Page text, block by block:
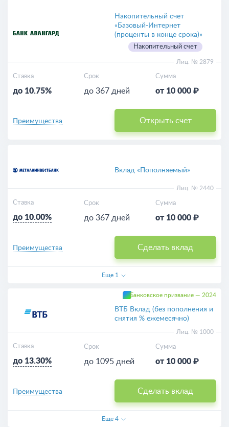
Накопительный счет
«Базовый-Интернет
(проценты в конце срока)»
Накопительный счет
Лиц. № 2879
Ставка
до 10.75%
Срок
до 367 дней
Сумма
от 10 000 ₽
Открыть счет
Преимущества
Вклад «Пополняемый»
Лиц. № 2440
Ставка
до 10.00%
Срок
до 367 дней
Сумма
от 10 000 ₽
Сделать вклад
Преимущества
Еще 1
Банковское призвание — 2024
ВТБ Вклад (без пополнения и
снятия % ежемесячно)
Лиц. № 1000
Ставка
до 13.30%
Срок
до 1095 дней
Сумма
от 10 000 ₽
Сделать вклад
Преимущества
Еще 4